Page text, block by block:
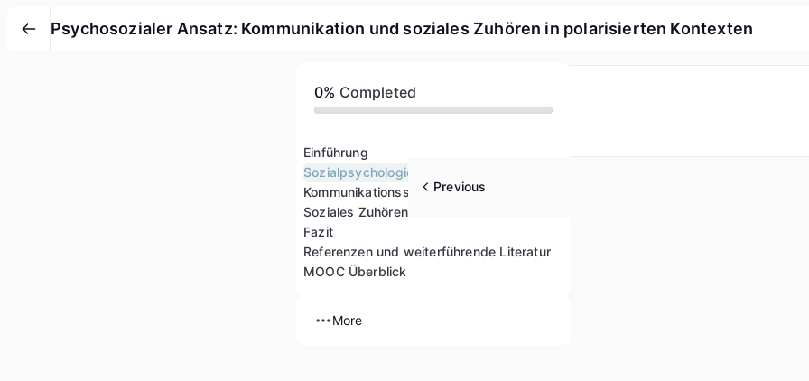
Psychosozialer Ansatz: Kommunikation und soziales Zuhören in polarisierten Kontexten
0% Completed
Einführung
Sozialpsychologie von Gruppen
Kommunikationsstrategien
Soziales Zuhören
Fazit
Referenzen und weiterführende Literatur
MOOC Überblick
More
Previous